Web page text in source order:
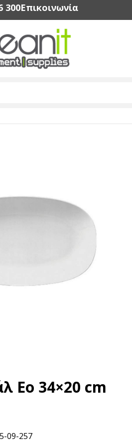
300‬Επικοινωνία
Εστίασης
Eo 34×20 cm
09-257